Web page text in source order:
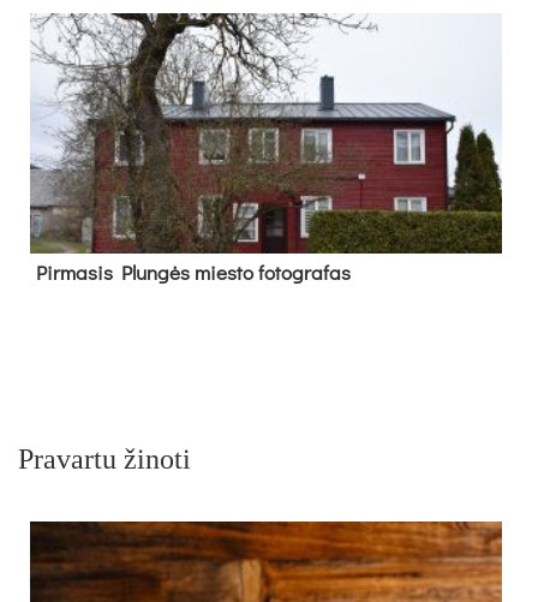
Pir­ma­sis Plun­gės mies­to fo­tog­ra­fas
Pravartu žinoti